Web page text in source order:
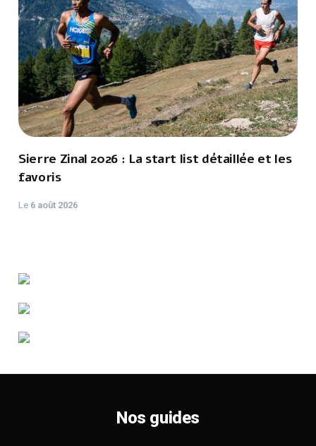
Sierre Zinal 2026 : La start list détaillée et les
favoris
Le 6 août 2026
Nos guides